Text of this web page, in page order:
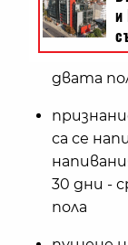
двата
са се
30 дни -
пола